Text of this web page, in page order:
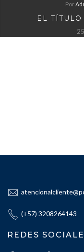
Por
EL
(+57) 3208264143
REDES